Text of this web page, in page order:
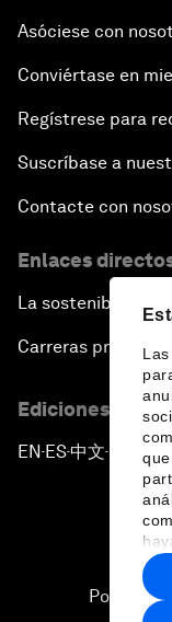
Asóciese con
Conviértase en
Regístrese para
Suscríbase a
Contacte con
Enlaces
La sostenibilidad
Carreras
Ediciones en
EN ▪ ES▪中文▪ 日本語
Política